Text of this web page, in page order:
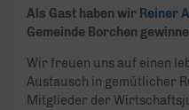
Als Gast haben wir Reiner
Gemeinde Borchen
Wir freuen uns auf einen
Austausch in gemütlicher
Mitglieder der